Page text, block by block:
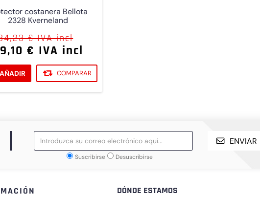
costanera Bellota
2328 Kverneland
€ IVA incl
€ IVA incl
AÑADIR COMPARAR
ENVIAR
Suscribirse Desuscribirse
DÓNDE ESTAMOS